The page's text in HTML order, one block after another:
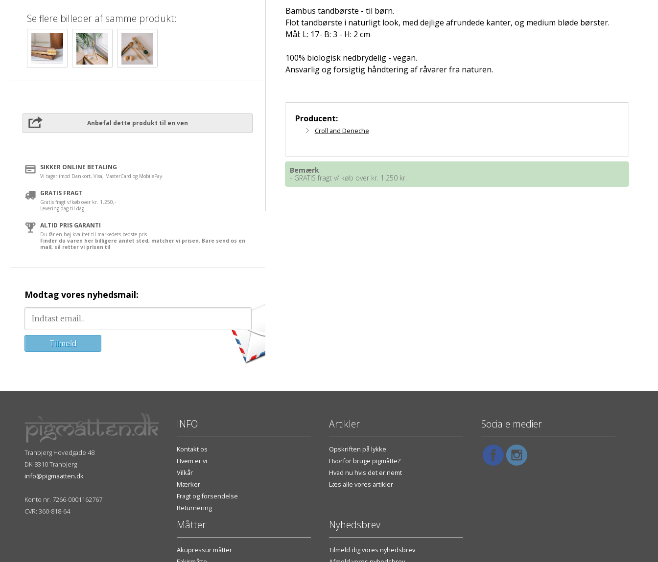
Se flere billeder af samme produkt:
Bambus tandbørste - til børn.
Flot tandbørste i naturligt look, med dejlige afrundede kanter, og medium bløde børster.
Mål: L: 17- B: 3 - H: 2 cm
100% biologisk nedbrydelig - vegan.
Ansvarlig og forsigtig håndtering af råvarer fra naturen.
Producent:
Croll and Deneche
Bemærk:
- GRATIS fragt v/ køb over kr. 1.250 kr.
Anbefal dette produkt til en ven
SIKKER ONLINE BETALING
Vi tager imod Dankort, Visa, MasterCard og MobilePay.
GRATIS FRAGT
Gratis fragt v/køb over kr. 1.250,-
Levering dag til dag.
ALTID PRIS GARANTI
Du får en høj kvalitet til markedets bedste pris.
Finder du varen her billigere andet sted, matcher vi prisen. Bare send os en
mail, så retter vi prisen til
Modtag vores nyhedsmail:
Tranbjerg Hovedgade 48
DK-8310 Tranbjerg
info@pigmaatten.dk
Konto nr. 7266-0001162767
CVR: 360-818-64
INFO
Kontakt os
Hvem er vi
Vilkår
Mærker
Fragt og forsendelse
Returnering
Måtter
Akupressur måtter
Artikler
Opskriften på lykke
Hvorfor bruge pigmåtte?
Hvad nu hvis det er nemt
Læs alle vores artikler
Nyhedsbrev
Tilmeld dig vores nyhedsbrev
Sociale medier